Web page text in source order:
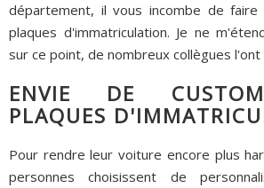
département, il vous incombe de
plaques d'immatriculation. Je ne
sur ce point, de nombreux collègues
ENVIE DE
PLAQUES
Pour rendre leur voiture encore plus
personnes choisissent de